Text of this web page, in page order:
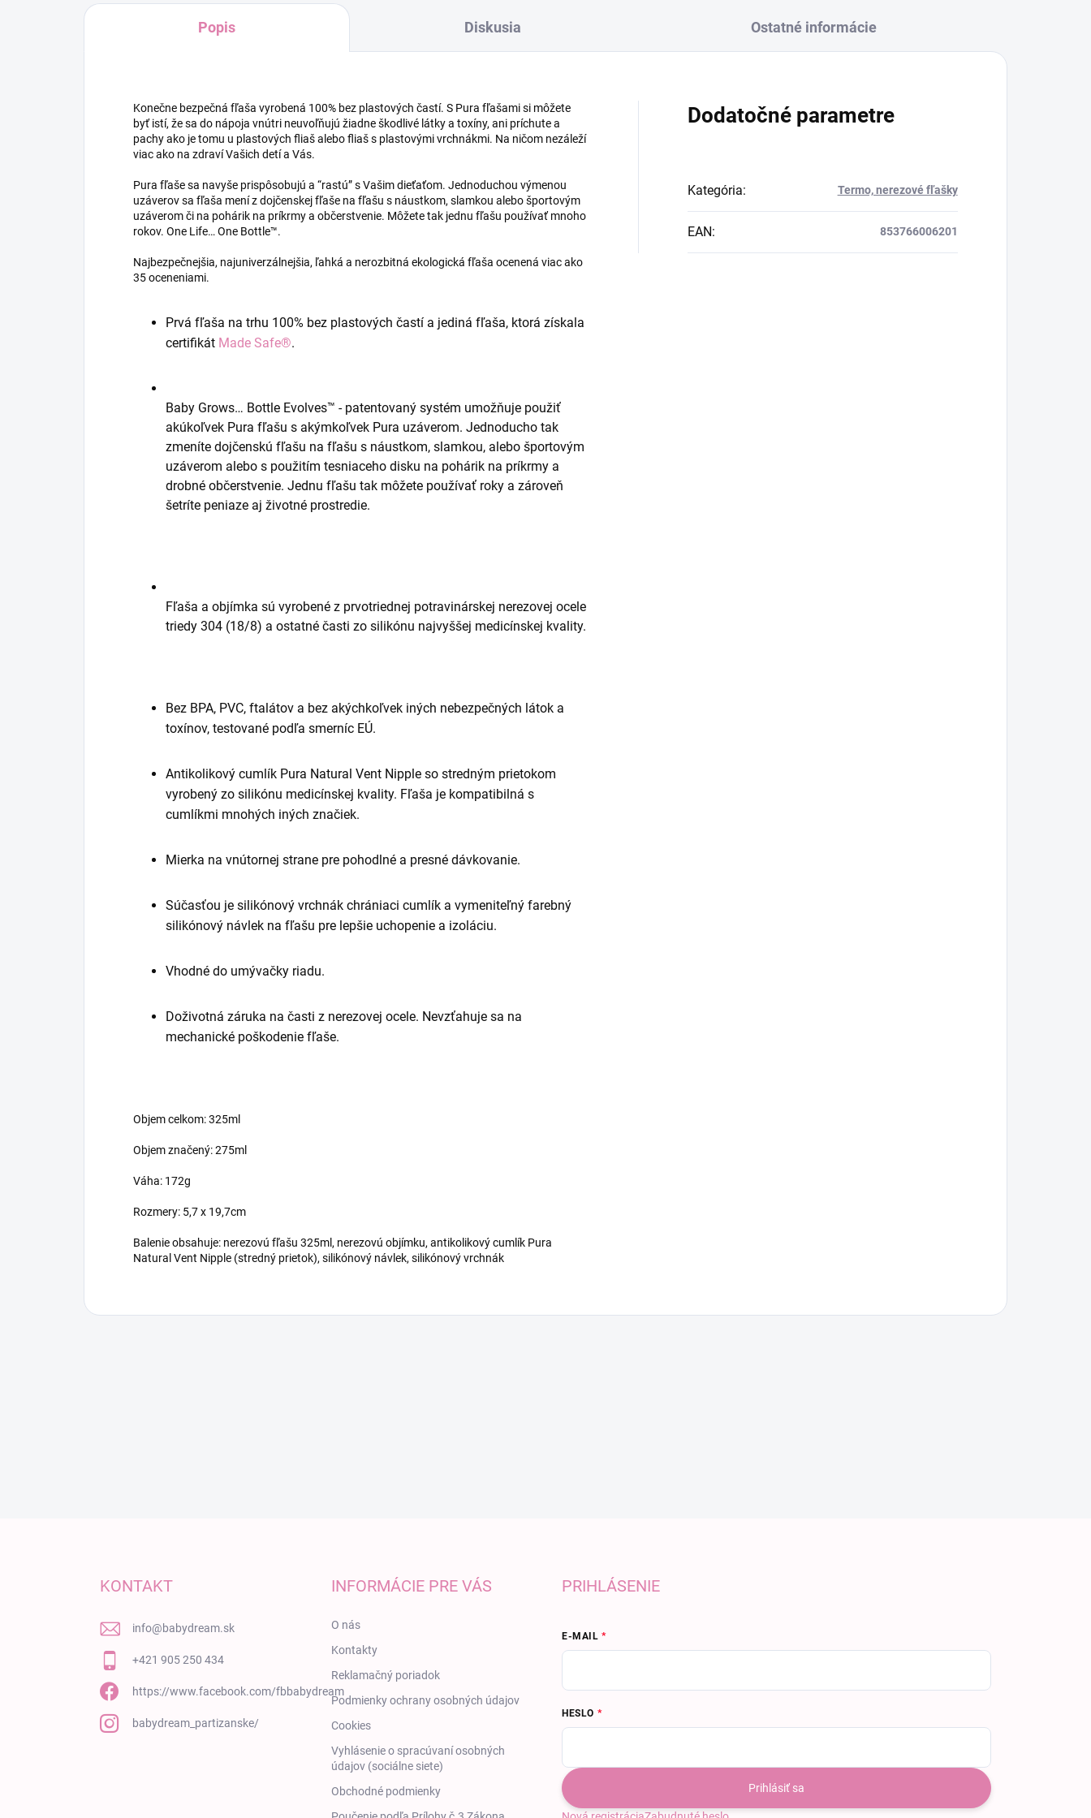
Popis Diskusia Ostatné informácie
Konečne bezpečná fľaša vyrobená 100% bez plastových častí. S Pura fľašami si môžete
byť istí, že sa do nápoja vnútri neuvoľňujú žiadne škodlivé látky a toxíny, ani príchute a
pachy ako je tomu u plastových fliaš alebo fliaš s plastovými vrchnákmi. Na ničom nezáleží
viac ako na zdraví Vašich detí a Vás.
Pura fľaše sa navyše prispôsobujú a “rastú” s Vašim dieťaťom. Jednoduchou výmenou
uzáverov sa fľaša mení z dojčenskej fľaše na fľašu s náustkom, slamkou alebo športovým
uzáverom či na pohárik na príkrmy a občerstvenie. Môžete tak jednu fľašu používať mnoho
rokov. One Life… One Bottle™.
Najbezpečnejšia, najuniverzálnejšia, ľahká a nerozbitná ekologická fľaša ocenená viac ako
35 oceneniami.
Prvá fľaša na trhu 100% bez plastových častí a jediná fľaša, ktorá získala
certifikát Made Safe®.
Baby Grows… Bottle Evolves™ - patentovaný systém umožňuje použiť
akúkoľvek Pura fľašu s akýmkoľvek Pura uzáverom. Jednoducho tak
zmeníte dojčenskú fľašu na fľašu s náustkom, slamkou, alebo športovým
uzáverom alebo s použitím tesniaceho disku na pohárik na príkrmy a
drobné občerstvenie. Jednu fľašu tak môžete používať roky a zároveň
šetríte peniaze aj životné prostredie.
Fľaša a objímka sú vyrobené z prvotriednej potravinárskej nerezovej ocele
triedy 304 (18/8) a ostatné časti zo silikónu najvyššej medicínskej kvality.
Bez BPA, PVC, ftalátov a bez akýchkoľvek iných nebezpečných látok a
toxínov, testované podľa smerníc EÚ.
Antikolikový cumlík Pura Natural Vent Nipple so stredným prietokom
vyrobený zo silikónu medicínskej kvality. Fľaša je kompatibilná s
cumlíkmi mnohých iných značiek.
Mierka na vnútornej strane pre pohodlné a presné dávkovanie.
Súčasťou je silikónový vrchnák chrániaci cumlík a vymeniteľný farebný
silikónový návlek na fľašu pre lepšie uchopenie a izoláciu.
Vhodné do umývačky riadu.
Doživotná záruka na časti z nerezovej ocele. Nevzťahuje sa na
mechanické poškodenie fľaše.
Objem celkom: 325ml
Objem značený: 275ml
Váha: 172g
Rozmery: 5,7 x 19,7cm
Balenie obsahuje: nerezovú fľašu 325ml, nerezovú objímku, antikolikový cumlík Pura
Natural Vent Nipple (stredný prietok), silikónový návlek, silikónový vrchnák
Dodatočné parametre
Kategória: Termo, nerezové fľašky
EAN: 853766006201
KONTAKT
info@babydream.sk
+421 905 250 434
https://www.facebook.com/fbbabydream
babydream_partizanske/
INFORMÁCIE PRE VÁS
O nás
Kontakty
Reklamačný poriadok
Podmienky ochrany osobných údajov
Cookies
Vyhlásenie o spracúvaní osobných
údajov (sociálne siete)
Obchodné podmienky
PRIHLÁSENIE
E-MAIL
HESLO
Prihlásiť sa